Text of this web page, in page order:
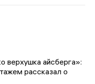
верхушка айсберга»:
рассказал о